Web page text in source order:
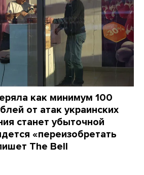
как минимум 100
от атак украинских
станет убыточной
«переизобретать
The Bell